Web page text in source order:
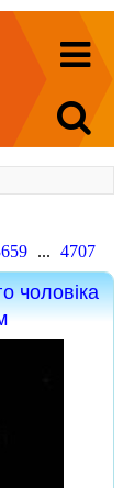
... 4707
чоловіка